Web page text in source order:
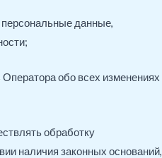
данные,
обо всех изменениях
обработку
наличия законных оснований,